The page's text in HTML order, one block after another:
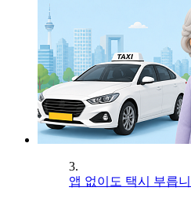
3.
앱 없이도 택시 부릅